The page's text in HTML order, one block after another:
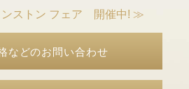
ストン フェア 開催中! ≫
などのお問い合わせ